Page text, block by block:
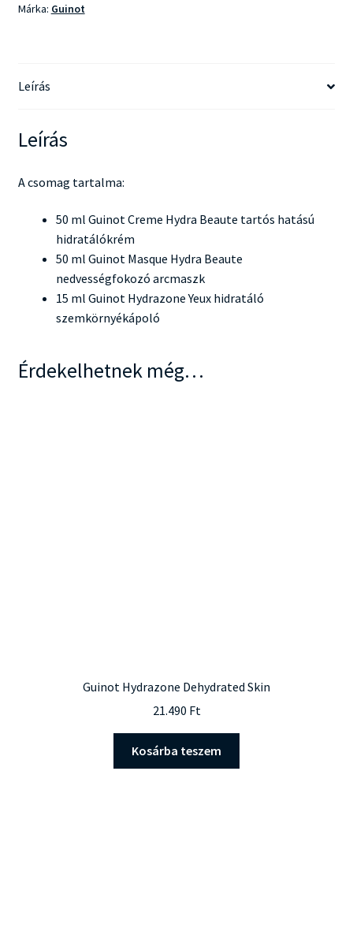
Márka: Guinot
Leírás
Leírás
A csomag tartalma:
50 ml Guinot Creme Hydra Beaute tartós hatású
hidratálókrém
50 ml Guinot Masque Hydra Beaute
nedvességfokozó arcmaszk
15 ml Guinot Hydrazone Yeux hidratáló
szemkörnyékápoló
Érdekelhetnek még…
Guinot Hydrazone Dehydrated Skin
21.490 Ft
Kosárba teszem